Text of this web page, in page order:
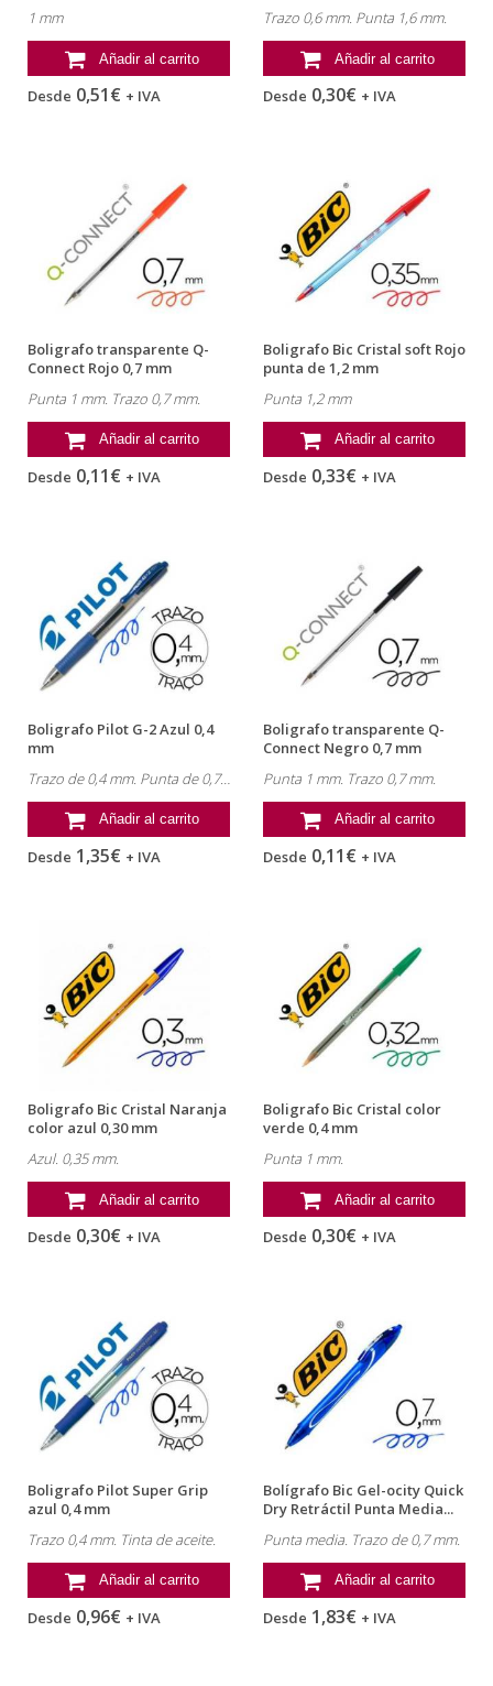
1 mm
Añadir al carrito
Desde 0,51€ + IVA
Trazo 0,6 mm. Punta 1,6 mm.
Añadir al carrito
Desde 0,30€ + IVA
Boligrafo transparente Q-
Connect Rojo 0,7 mm
Punta 1 mm. Trazo 0,7 mm.
Añadir al carrito
Desde 0,11€ + IVA
Boligrafo Bic Cristal soft Rojo
punta de 1,2 mm
Punta 1,2 mm
Añadir al carrito
Desde 0,33€ + IVA
Boligrafo Pilot G-2 Azul 0,4
mm
Trazo de 0,4 mm. Punta de 0,7 mm.
Añadir al carrito
Desde 1,35€ + IVA
Boligrafo transparente Q-
Connect Negro 0,7 mm
Punta 1 mm. Trazo 0,7 mm.
Añadir al carrito
Desde 0,11€ + IVA
Boligrafo Bic Cristal Naranja
color azul 0,30 mm
Azul. 0,35 mm.
Añadir al carrito
Desde 0,30€ + IVA
Boligrafo Bic Cristal color
verde 0,4 mm
Punta 1 mm.
Añadir al carrito
Desde 0,30€ + IVA
Boligrafo Pilot Super Grip
azul 0,4 mm
Trazo 0,4 mm. Tinta de aceite.
Añadir al carrito
Desde 0,96€ + IVA
Bolígrafo Bic Gel-ocity Quick
Dry Retráctil Punta Media...
Punta media. Trazo de 0,7 mm.
Añadir al carrito
Desde 1,83€ + IVA